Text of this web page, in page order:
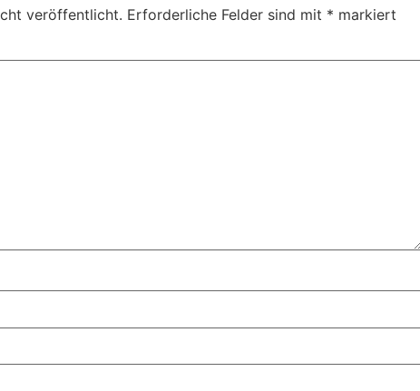
veröffentlicht. Erforderliche Felder sind mit * markiert